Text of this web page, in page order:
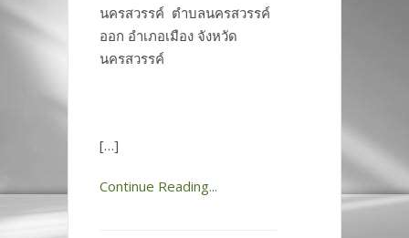
นครสวรรค์ ตำบลนครสวรรค์
ออก อำเภอเมือง จังหวัด
นครสวรรค์
[…]
Continue Reading...